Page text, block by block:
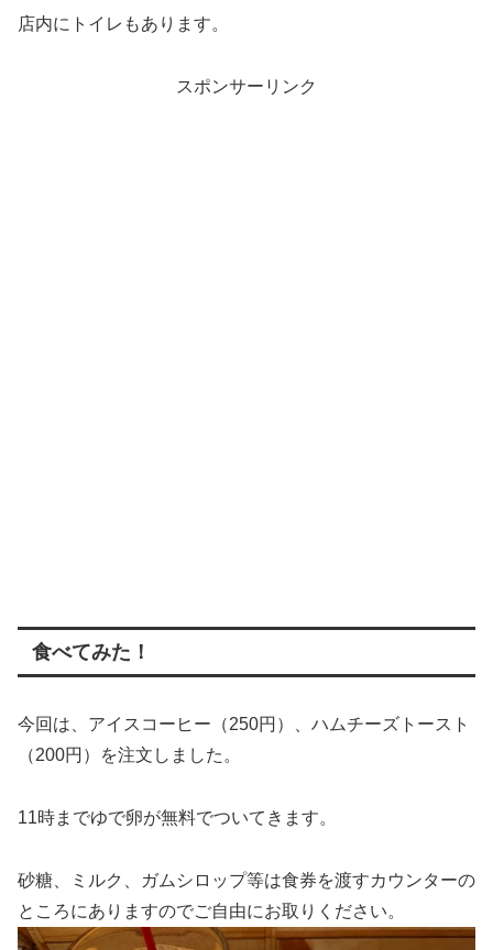
店内にトイレもあります。
スポンサーリンク
食べてみた！
今回は、アイスコーヒー（250円）、ハムチーズトースト
（200円）を注文しました。
11時までゆで卵が無料でついてきます。
砂糖、ミルク、ガムシロップ等は食券を渡すカウンターの
ところにありますのでご自由にお取りください。